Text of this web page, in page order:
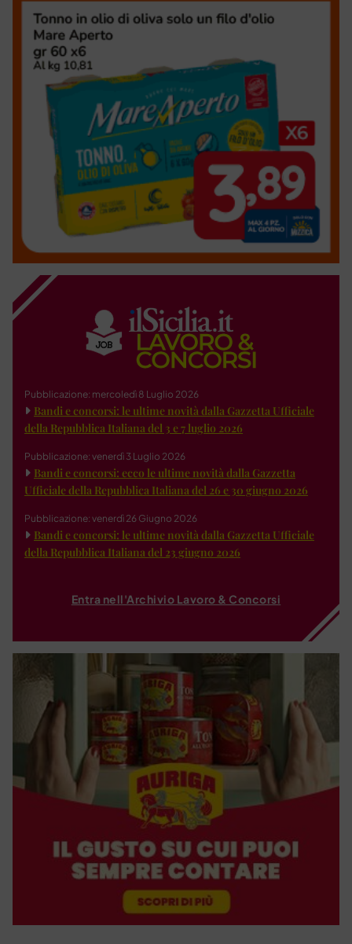
Pubblicazione: mercoledì 8 Luglio 2026
Bandi e concorsi: le ultime novità dalla Gazzetta Ufficiale
della Repubblica Italiana del 3 e 7 luglio 2026
Pubblicazione: venerdì 3 Luglio 2026
Bandi e concorsi: ecco le ultime novità dalla Gazzetta
Ufficiale della Repubblica Italiana del 26 e 30 giugno 2026
Pubblicazione: venerdì 26 Giugno 2026
Bandi e concorsi: le ultime novità dalla Gazzetta Ufficiale
della Repubblica Italiana del 23 giugno 2026
Entra nell'Archivio Lavoro & Concorsi